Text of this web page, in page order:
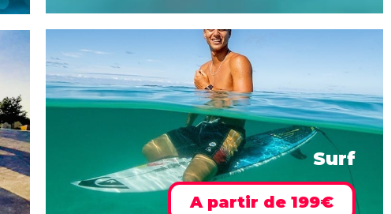
Surf
A partir de 199€